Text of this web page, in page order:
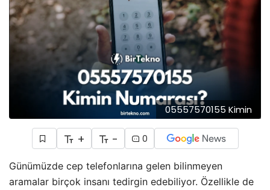
05557570155 Kimin
+ - 0
Günümüzde cep telefonlarına gelen bilinmeyen
aramalar birçok insanı tedirgin edebiliyor. Özellikle de